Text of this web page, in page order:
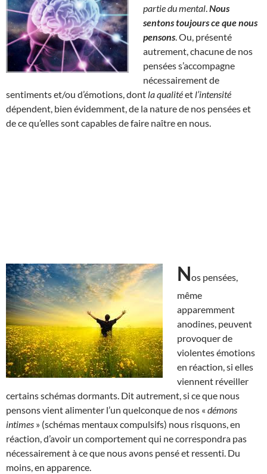
partie du mental Nous
sentons toujours ce que nous
pensons . Ou, présenté
autrement, chacune de nos
pensées s’accompagne
nécessairement de
sentiments et/ou d’émotions, dont la qualitéet l’intensité
dépendent, bien évidemment, de la nature de nos pensées et
de ce qu’elles sont capables de faire naître en nous.
Nos pensées,
même
apparemment
anodines, peuvent
provoquer de
violentes émotions
en réaction, si elles
viennent réveiller
certains schémas dormants. Dit autrement, si ce que nous
pensons vient alimenter l’un quelconque de nos « démons
intimes » (schémas mentaux compulsifs) nous risquons, en
réaction, d’avoir un comportement qui ne correspondra pas
nécessairement à ce que nous avons pensé et ressenti. Du
moins, en apparence.